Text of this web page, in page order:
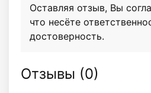
Оставляя отзыв, Вы
что несёте
достоверность.
Отзывы (0)